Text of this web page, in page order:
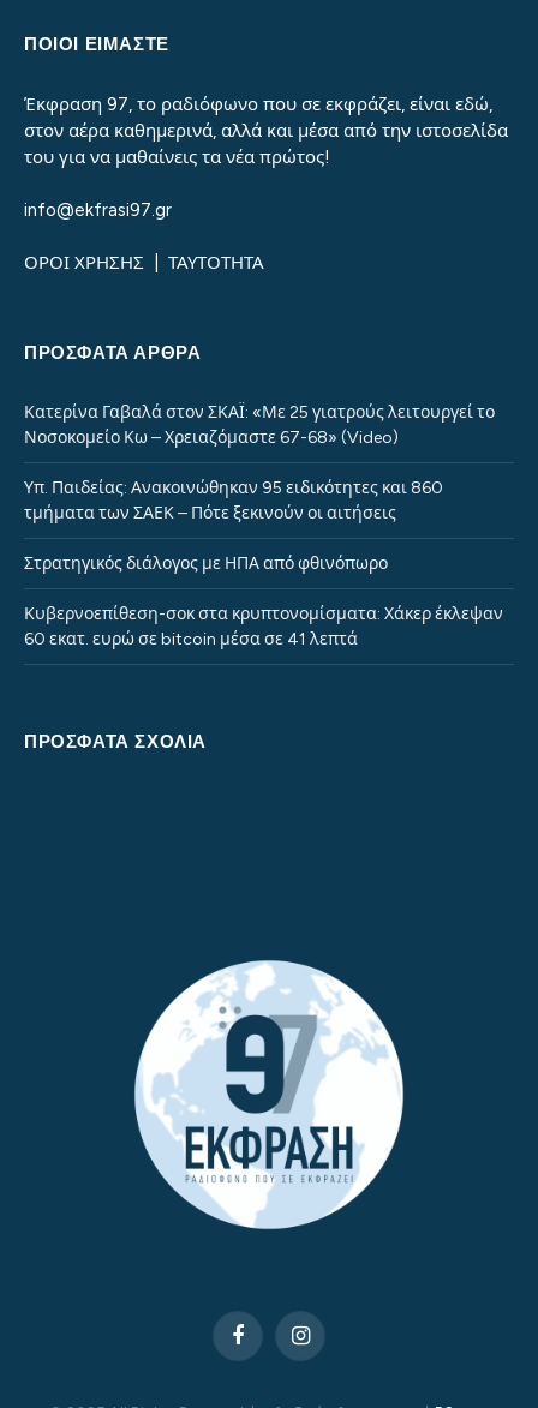
ΠΟΙΟΙ ΕΙΜΑΣΤΕ
Έκφραση 97, το ραδιόφωνο που σε εκφράζει, είναι εδώ,
στον αέρα καθημερινά, αλλά και μέσα από την ιστοσελίδα
του για να μαθαίνεις τα νέα πρώτος!
info@ekfrasi97.gr
ΟΡΟΙ ΧΡΗΣΗΣ ΤΑΥΤΟΤΗΤΑ
ΠΡΌΣΦΑΤΑ ΆΡΘΡΑ
Κατερίνα Γαβαλά στον ΣΚΑΪ: «Με 25 γιατρούς λειτουργεί το
Νοσοκομείο Κω – Χρειαζόμαστε 67-68» (Video)
Υπ. Παιδείας: Ανακοινώθηκαν 95 ειδικότητες και 860
τμήματα των ΣΑΕΚ – Πότε ξεκινούν οι αιτήσεις
Στρατηγικός διάλογος με ΗΠΑ από φθινόπωρο
Κυβερνοεπίθεση-σοκ στα κρυπτονομίσματα: Χάκερ έκλεψαν
60 εκατ. ευρώ σε bitcoin μέσα σε 41 λεπτά
ΠΡΌΣΦΑΤΑ ΣΧΌΛΙΑ
FacebookInstagram